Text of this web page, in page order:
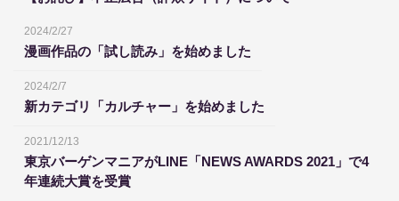
2024/2/27
漫画作品の「試し読み」を始めました
2024/2/7
新カテゴリ「カルチャー」を始めました
2021/12/13
東京バーゲンマニアがLINE「NEWS AWARDS 2021」で4
年連続大賞を受賞